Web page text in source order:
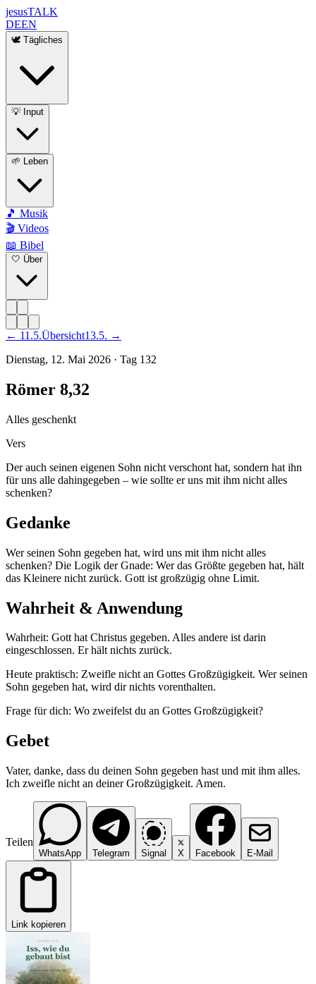
jesusTALK
DEEN
🕊️ Tägliches
💡 Input
🌱 Leben
🎵 Musik
🎬 Videos
📖 Bibel
🤍 Über
← 11 .5.Übersicht13.5. →
Dienstag, 12. Mai 2026 · Tag 132
Römer 8,32
Alles geschenkt
Vers
Der auch seinen eigenen Sohn nicht verschont hat, sondern hat ihn
für uns alle dahingegeben – wie sollte er uns mit ihm nicht alles
schenken?
Gedanke
Wer seinen Sohn gegeben hat, wird uns mit ihm nicht alles
schenken? Die Logik der Gnade: Wer das Größte gegeben hat, hält
das Kleinere nicht zurück. Gott ist großzügig ohne Limit.
Wahrheit & Anwendung
Wahrheit: Gott hat Christus gegeben. Alles andere ist darin
eingeschlossen. Er hält nichts zurück.
Heute praktisch: Zweifle nicht an Gottes Großzügigkeit. Wer seinen
Sohn gegeben hat, wird dir nichts vorenthalten.
Frage für dich: Wo zweifelst du an Gottes Großzügigkeit?
Gebet
Vater, danke, dass du deinen Sohn gegeben hast und mit ihm alles.
Ich zweifle nicht an deiner Großzügigkeit. Amen.
Teilen
WhatsApp Telegram Signal X Facebook E-Mail
Link kopieren